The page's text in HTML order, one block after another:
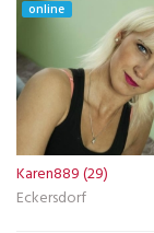
online
Karen889 (29)
Eckersdorf